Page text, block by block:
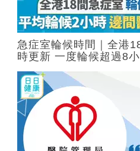
急症室輪候時間｜全港
時更新 一度輪候超過8小